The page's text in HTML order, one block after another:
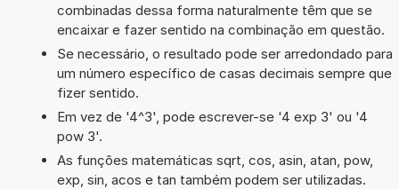
combinadas dessa forma naturalmente têm que se
encaixar e fazer sentido na combinação em questão.
Se necessário, o resultado pode ser arredondado para
um número específico de casas decimais sempre que
fizer sentido.
Em vez de '4^3', pode escrever-se '4 exp 3' ou '4
pow 3'.
As funções matemáticas sqrt, cos, asin, atan, pow,
exp, sin, acos e tan também podem ser utilizadas.